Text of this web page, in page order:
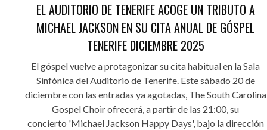
EL AUDITORIO DE TENERIFE ACOGE UN TRIBUTO A
MICHAEL JACKSON EN SU CITA ANUAL DE GÓSPEL
TENERIFE DICIEMBRE 2025
El góspel vuelve a protagonizar su cita habitual en la Sala
Sinfónica del Auditorio de Tenerife. Este sábado 20 de
diciembre con las entradas ya agotadas, The South Carolina
Gospel Choir ofrecerá, a partir de las 21:00, su
concierto 'Michael Jackson Happy Days', bajo la dirección